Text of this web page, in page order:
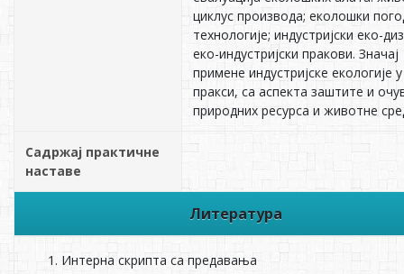
циклус производа; еколошки
технологије; индустријски еко-
еко-индустријски пракови. Значај
примене индустријске екологије у
пракси, са аспекта заштите и
природних ресурса и животне
Садржај практичне
наставе
Литература
Интерна скрипта са предавања